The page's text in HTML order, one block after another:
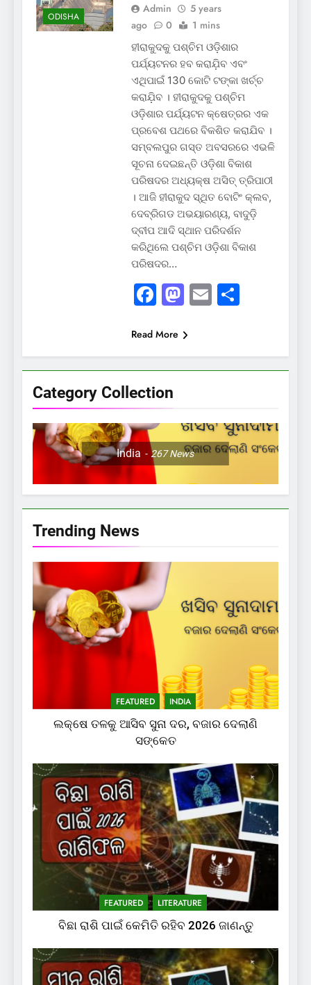
Category Collection
India 267News
ODISHA
Admin
5 years
ago
0 1 mins
ହୀରାକୁଦକୁ ପଶ୍ଚିମ ଓଡ଼ିଶାର
ପର୍ଯ୍ୟଟନର ହବ କରାଯ଼ିବ ଏବଂ
ଏଥିପାଇଁ 130 କୋଟି ଟଙ୍କା ଖର୍ଚ୍ଚ
କରାଯ଼ିବ । ହୀରାକୁଦକୁ ପଶ୍ଚିମ
ଓଡ଼ିଶାର ପର୍ଯ୍ୟଟନ କ୍ଷେତ୍ରର ଏକ
ପ୍ରବେଶ ପଥରେ ବିକଶିତ କରାଯିବ ।
ସମ୍ବଲପୁର ଗସ୍ତ ଅବସରରେ ଏଭଳି
ସୂଚନା ଦେଇଛନ୍ତି ଓଡ଼ିଶା ବିକାଶ
ପରିଷଦର ଅଧ୍ୟକ୍ଷ ଅସିତ୍ ତ୍ରିପାଠୀ
। ଆଜି ହୀରାକୁଦ ସ୍ଥିତ ବୋଟିଂ କ୍ଲବ,
ଦେବ୍ରିଗଡ ଅଭୟାରଣ୍ୟ, ବାଦୁଡ଼ି
ଦ୍ବୀପ ଆଦି ସ୍ଥାନ ପରିଦର୍ଶନ
କରିଥିଲେ ପଶ୍ଚିମ ଓଡ଼ିଶା ବିକାଶ
ପରିଷଦର…
Facebook
Mastodon
EmailShare
Read More
Trending News
FEATURED INDIA
ଲକ୍ଷେ ତଳକୁ ଆସିବ ସୁନା ଦର, ବଜାର ଦେଲାଣି
ସଙ୍କେତ
FEATURED LITERATURE
ବିଛା ରାଶି ପାଇଁ କେମିତି ରହିବ 2026 ଜାଣନ୍ତୁ